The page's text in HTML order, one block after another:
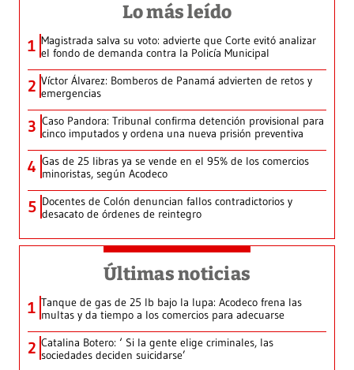
Lo más leído
1 Magistrada salva su voto: advierte que Corte evitó analizar
el fondo de demanda contra la Policía Municipal
2 Víctor Álvarez: Bomberos de Panamá advierten de retos y
emergencias
3 Caso Pandora: Tribunal confirma detención provisional para
cinco imputados y ordena una nueva prisión preventiva
4 Gas de 25 libras ya se vende en el 95% de los comercios
minoristas, según Acodeco
5 Docentes de Colón denuncian fallos contradictorios y
desacato de órdenes de reintegro
Últimas noticias
1 Tanque de gas de 25 lb bajo la lupa: Acodeco frena las
multas y da tiempo a los comercios para adecuarse
2 Catalina Botero: ‘ Si la gente elige criminales, las
sociedades deciden suicidarse’